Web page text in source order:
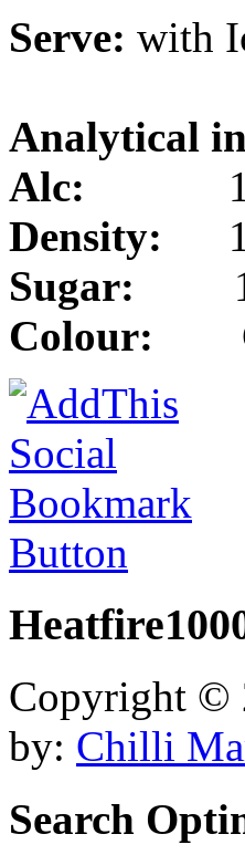
Serve: with
Analytical
Alc:
Density:
Sugar:
Colour:
Copyright ©
by: Chilli
Search